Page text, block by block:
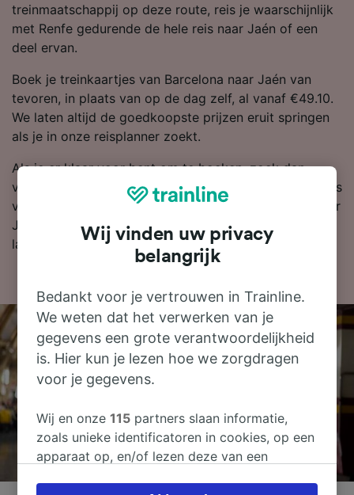
treinmaatschappij op deze route, reis je waarschijnlijk
met Renfe gedurende de hele reis naar Jaén of een
deel ervan.
Boek je treinkaartjes van Barcelona naar Jaén van
tevoren, in plaats van op de dag zelf, al vanaf €49.10.
We laten altijd de goedkoopste prijzen eruit springen
als je in onze reisplanner zoekt.
Als je er klaar voor bent om te boeken, zoek dan
vandaag nog bij ons naar goedkope treinkaartjes. Lees
verder voor meer informatie over de reis per trein naar
Jaén, zoals onze dienstregeling waarin je de eerste en
laatste treinen kunt bekijken.
Wij vinden uw privacy
belangrijk
Bedankt voor je vertrouwen in Trainline.
We weten dat het verwerken van je
gegevens een grote verantwoordelijkheid
is. Hier kun je lezen hoe we zorgdragen
voor je gegevens.
Wij en onze115 partners slaan informatie,
zoals unieke identificatoren in cookies, op een
apparaat op, en/of lezen deze van een